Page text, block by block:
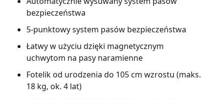
bezpieczeństwa
5-punktowy system pasów bezpieczeństwa
Łatwy w użyciu dzięki magnetycznym
uchwytom na pasy naramienne
Fotelik od urodzenia do 105 cm wzrostu (maks.
18 kg, ok. 4 lat)